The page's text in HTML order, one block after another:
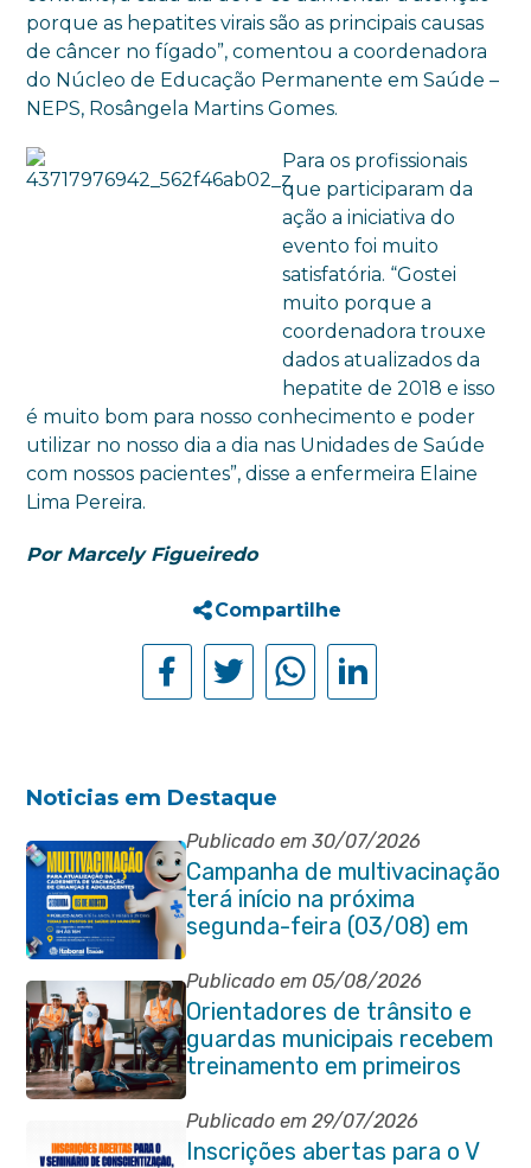
porque as hepatites virais são as principais causas
de câncer no fígado”, comentou a coordenadora
do Núcleo de Educação Permanente em Saúde –
NEPS, Rosângela Martins Gomes.
Para os profissionais
que participaram da
ação a iniciativa do
evento foi muito
satisfatória. “Gostei
muito porque a
coordenadora trouxe
dados atualizados da
hepatite de 2018 e isso
é muito bom para nosso conhecimento e poder
utilizar no nosso dia a dia nas Unidades de Saúde
com nossos pacientes”, disse a enfermeira Elaine
Lima Pereira.
Por Marcely Figueiredo
Compartilhe
Noticias em Destaque
Publicado em 30/07/2026
Campanha de multivacinação
terá início na próxima
segunda-feira (03/08) em
Itaboraí
Publicado em 05/08/2026
Orientadores de trânsito e
guardas municipais recebem
treinamento em primeiros
socorros em Itaboraí
Publicado em 29/07/2026
Inscrições abertas para o V